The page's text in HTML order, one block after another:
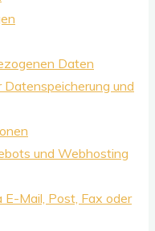
Daten
und
und Webhosting
Mail, Post, Fax oder